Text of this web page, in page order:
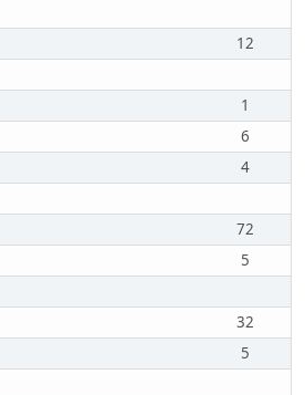
12
1
6
4
72
5
32
5